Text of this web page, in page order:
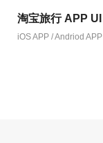
淘宝旅行 APP UI
iOS APP / Andriod APP